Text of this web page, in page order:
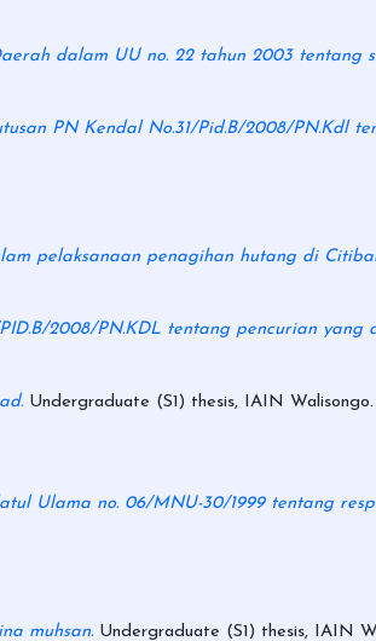
dalam UU no. 22 tahun 2003 tentang
PN Kendal No.31/Pid.B/2008/PN.Kdl
pelaksanaan penagihan hutang di
2008/PN.KDL tentang pencurian yang
Undergraduate (S1) thesis, IAIN Walisongo.
Ulama no. 06/MNU-30/1999 tentang
muhsan. Undergraduate (S1) thesis, IAIN